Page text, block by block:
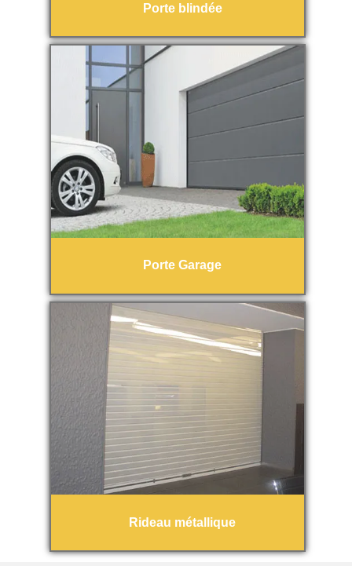
Porte blindée
Porte Garage
Rideau métallique